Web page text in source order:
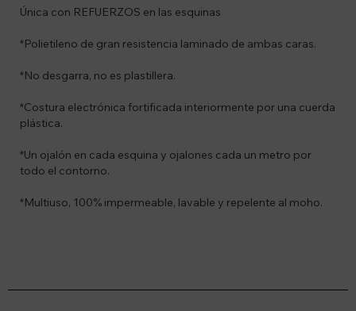
Única con REFUERZOS en las esquinas
*Polietileno de gran resistencia laminado de ambas caras.
*No desgarra, no es plastillera.
*Costura electrónica fortificada interiormente por una cuerda
plástica.
*Un ojalón en cada esquina y ojalones cada un metro por
todo el contorno.
*Multiuso, 100% impermeable, lavable y repelente al moho.